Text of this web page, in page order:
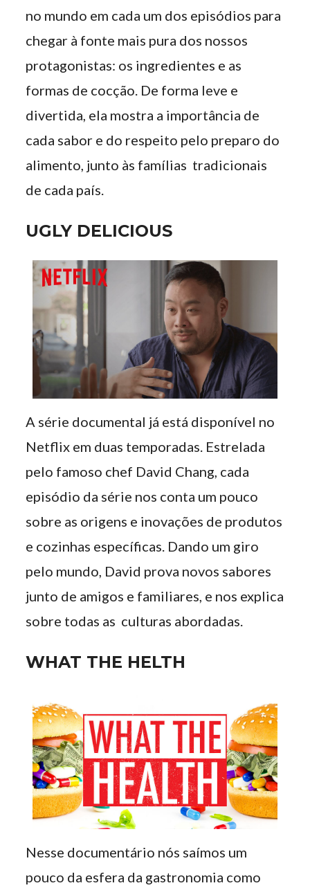
no mundo em cada um dos episódios para
chegar à fonte mais pura dos nossos
protagonistas: os ingredientes e as
formas de cocção. De forma leve e
divertida, ela mostra a importância de
cada sabor e do respeito pelo preparo do
alimento, junto às famílias tradicionais
de cada país.
UGLY DELICIOUS
A série documental já está disponível no
Netflix em duas temporadas. Estrelada
pelo famoso chef David Chang, cada
episódio da série nos conta um pouco
sobre as origens e inovações de produtos
e cozinhas específicas. Dando um giro
pelo mundo, David prova novos sabores
junto de amigos e familiares, e nos explica
sobre todas as culturas abordadas.
WHAT THE HELTH
Nesse documentário nós saímos um
pouco da esfera da gastronomia como